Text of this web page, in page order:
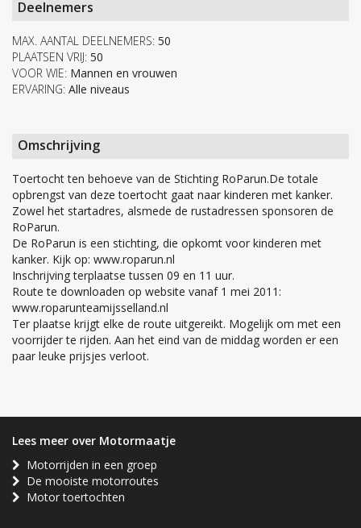
Deelnemers
MAX. AANTAL DEELNEMERS: 50
PLAATSEN VRIJ: 50
VOOR WIE: Mannen en vrouwen
ERVARING: Alle niveaus
Omschrijving
Toertocht ten behoeve van de Stichting RoParun.De totale
opbrengst van deze toertocht gaat naar kinderen met kanker.
Zowel het startadres, alsmede de rustadressen sponsoren de
RoParun.
De RoParun is een stichting, die opkomt voor kinderen met
kanker. Kijk op: www.roparun.nl
Inschrijving terplaatse tussen 09 en 11 uur.
Route te downloaden op website vanaf 1 mei 2011:
www.roparunteamijsselland.nl
Ter plaatse krijgt elke de route uitgereikt. Mogelijk om met een
voorrijder te rijden. Aan het eind van de middag worden er een
paar leuke prijsjes verloot.
Lees meer over Motormaatje
Motorrijden in een groep
De mooiste motorroutes
Motor toertochten